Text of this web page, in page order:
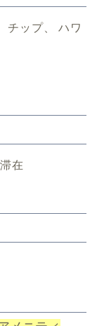
チップ、 ハワ
滞在